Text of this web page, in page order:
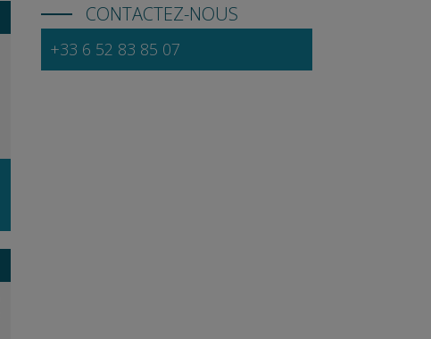
CONTACTEZ-NOUS
+33 6 52 83 85 07